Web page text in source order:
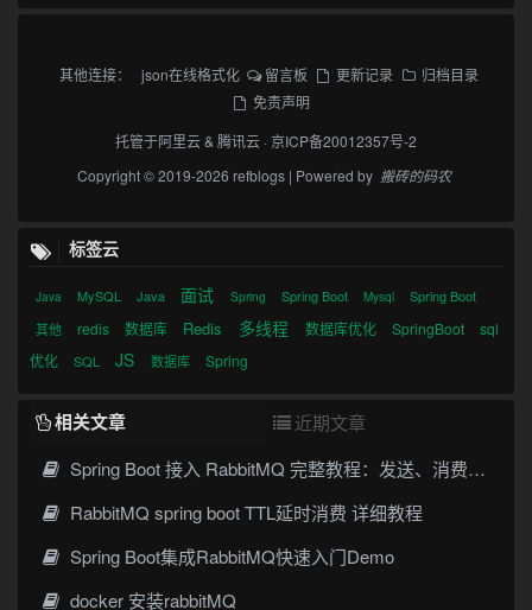
其他连接： json在线格式化 留言板 更新记录
归档目录
免责声明
托管于阿里云& 腾讯云 ·京ICP备20012357号-2
Copyright © 2019-2026 refblogs | Powered by 搬砖的码农
标签云
Java MySQL Java 面试 Spring Spring Boot Mysql
Spring Boot
其他
redis 数据库 Redis 多线程 数据库优化 SpringBoot
sql
优化
SQL JS 数据库 Spring
相关文章
近期文章
Spring Boot 接入 RabbitMQ 完整教程：发送、消费、确认与死信队列
RabbitMQ spring boot TTL延时消费 详细教程
Spring Boot集成RabbitMQ快速入门Demo
docker 安装rabbitMQ